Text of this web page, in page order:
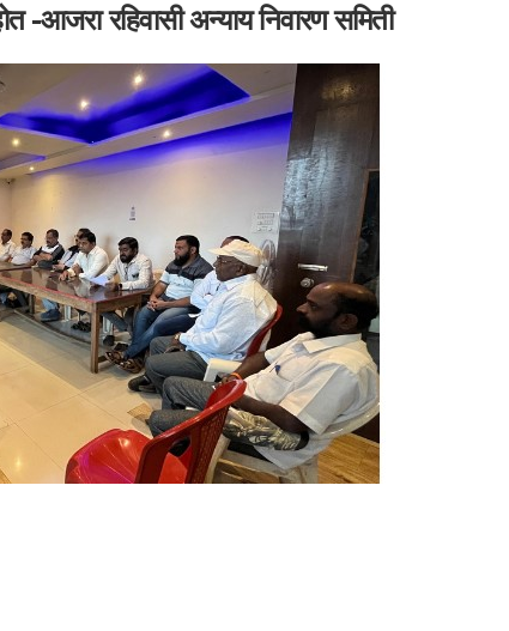
आजरा रहिवासी अन्याय निवारण समिती